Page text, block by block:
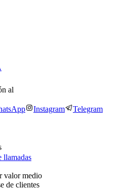
al
Instagram Telegram
llamadas
valor medio
de clientes